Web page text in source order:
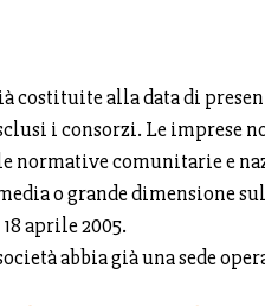
costituite alla data di
i consorzi. Le imprese
normative comunitarie e
o grande dimensione
aprile 2005.
abbia già una sede